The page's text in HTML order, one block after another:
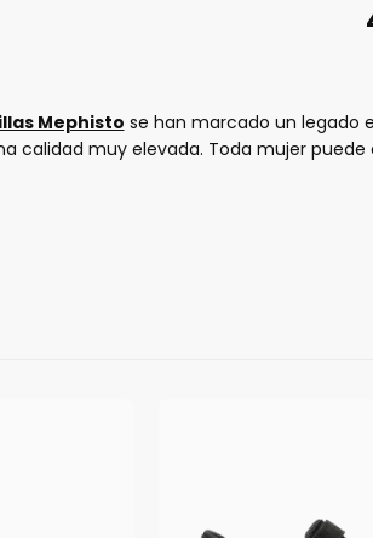
Mephisto se han marcado un legado
calidad muy elevada. Toda mujer
campos deportivos o en la ciudad. Las